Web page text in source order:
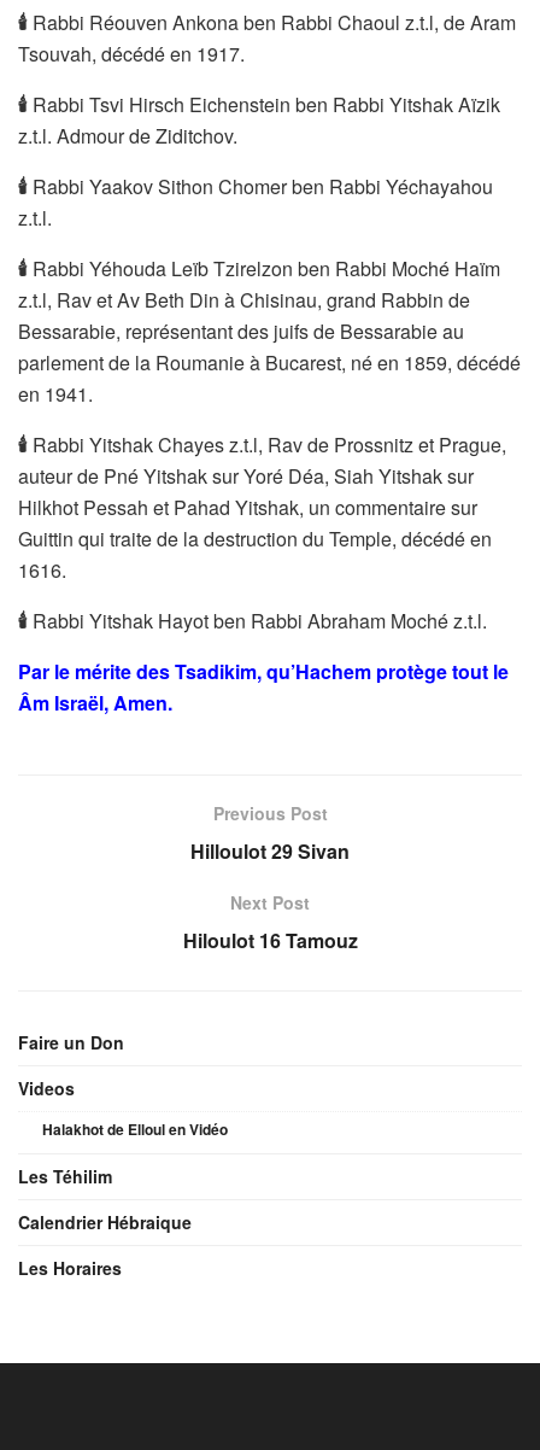
🕯 Rabbi Réouven Ankona ben Rabbi Chaoul z.t.l, de Aram
Tsouvah, décédé en 1917.
🕯 Rabbi Tsvi Hirsch Eichenstein ben Rabbi Yitshak Aïzik
z.t.l. Admour de Ziditchov.
🕯 Rabbi Yaakov Sithon Chomer ben Rabbi Yéchayahou
z.t.l.
🕯 Rabbi Yéhouda Leïb Tzirelzon ben Rabbi Moché Haïm
z.t.l, Rav et Av Beth Din à Chisinau, grand Rabbin de
Bessarabie, représentant des juifs de Bessarabie au
parlement de la Roumanie à Bucarest, né en 1859, décédé
en 1941.
🕯 Rabbi Yitshak Chayes z.t.l, Rav de Prossnitz et Prague,
auteur de Pné Yitshak sur Yoré Déa, Siah Yitshak sur
Hilkhot Pessah et Pahad Yitshak, un commentaire sur
Guittin qui traite de la destruction du Temple, décédé en
1616.
🕯 Rabbi Yitshak Hayot ben Rabbi Abraham Moché z.t.l.
Par le mérite des Tsadikim, qu’Hachem protège tout le
Âm Israël, Amen.
Previous Post
Hilloulot 29 Sivan
Next Post
Hiloulot 16 Tamouz
Faire un Don
Videos
Halakhot de Elloul en Vidéo
Les Téhilim
Calendrier Hébraique
Les Horaires